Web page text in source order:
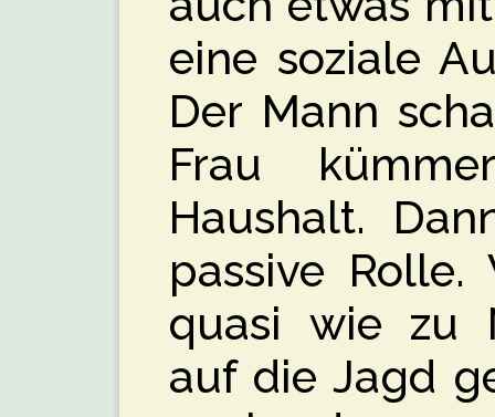
eine soziale
Der Mann
Frau
Haushalt.
passive
quasi wie zu
auf die Jagd